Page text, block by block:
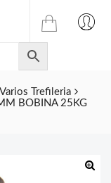
TIENDA
ONLINE
DE
JULIAN
CELDA
Varios Trefileria
BOBINA 25KG